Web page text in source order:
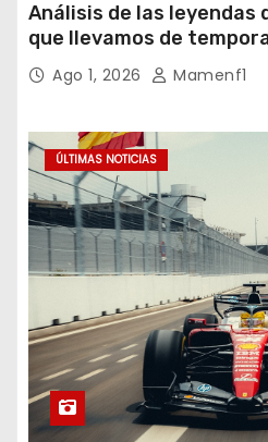
Análisis de las leyendas
que llevamos de
Ago 1, 2026 Mamenf1
ÚLTIMAS NOTICIAS